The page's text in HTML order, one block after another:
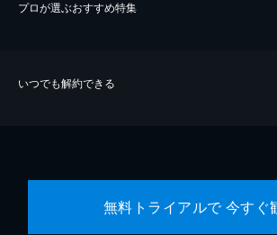
プロが選ぶおすすめ特集
いつでも解約できる
無料トライアルで 今すぐ